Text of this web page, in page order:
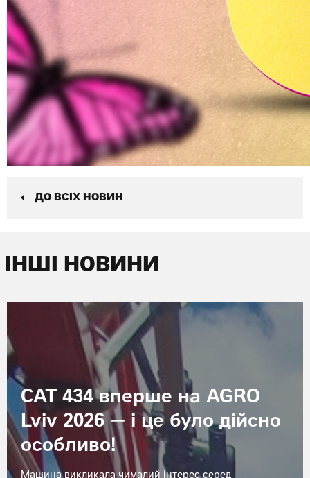
ДО ВСІХ НОВИН
ІНШІ НОВИНИ
CAT 434 вперше на AGRO
Lviv 2026 — і це було дійсно
особливо!
Машина викликала чималий інтерес серед